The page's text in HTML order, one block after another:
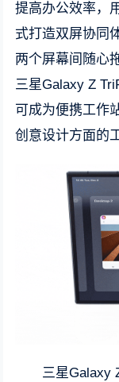
提高办公效率，
式打造双屏协同
两个屏幕间随心
三星Galaxy Z
可成为便携工作
创意设计方面的
三星Galaxy